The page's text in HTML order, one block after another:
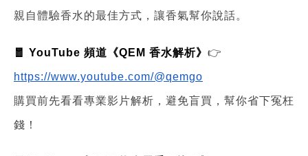
親自體驗香水的最佳方式，讓香氣幫你說話。
🧧 YouTube 頻道《QEM 香水解析》 👉
https://www.youtube.com/@qemgo
購買前先看看專業影片解析，避免盲買，幫你省下冤枉
錢！